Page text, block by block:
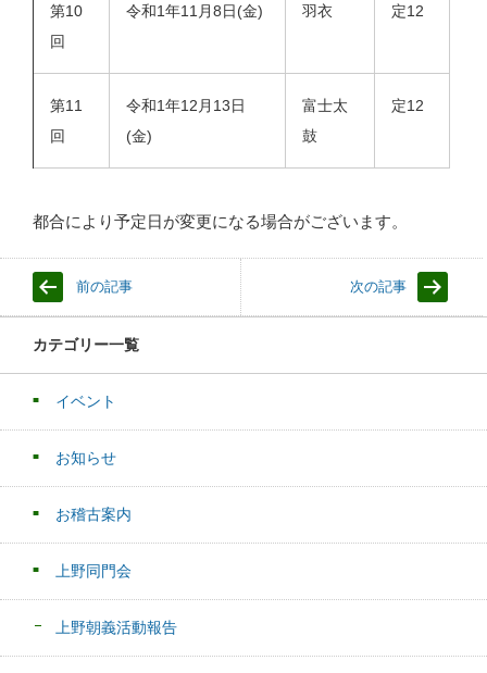
第10
回
令和1年11月8日(金) 羽衣 定12
第11
回
令和1年12月13日
(金)
富士太
鼓
定12
都合により予定日が変更になる場合がございます。
前の記事 次の記事
カテゴリー一覧
イベント
お知らせ
お稽古案内
上野同門会
上野朝義活動報告